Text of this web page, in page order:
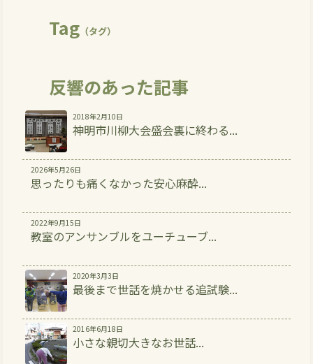
Tag（タグ）
反響のあった記事
2018年2月10日
神明市川柳大会盛会裏に終わる...
2026年5月26日
思ったりも痛くなかった安心麻酔...
2022年9月15日
教室のアンサンブルをユーチューブ...
2020年3月3日
最後まで世話を焼かせる追試験...
2016年6月18日
小さな親切大きなお世話...